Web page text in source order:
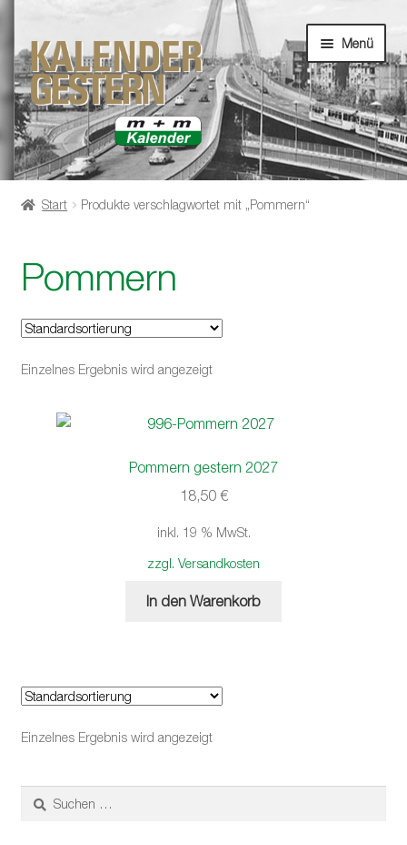
Navigation
springen
Inhalt
springen
Menü
Startseite
Start Produkte verschlagwortet mit „Pommern“
Pommern
Einzelnes Ergebnis wird angezeigt
Pommern gestern 2027
18,50 €
inkl. 19 % MwSt.
zzgl. Versandkosten
In den Warenkorb
Einzelnes Ergebnis wird angezeigt
nach: